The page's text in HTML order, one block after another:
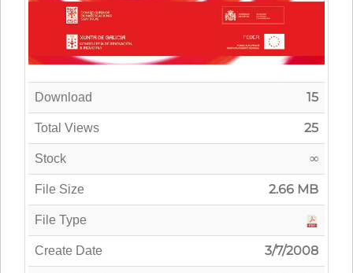
Download 15
Total Views 25
Stock ∞
File Size 2.66 MB
File Type
Create Date 3/7/2008